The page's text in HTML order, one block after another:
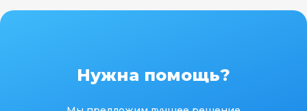
Нужна помощь?